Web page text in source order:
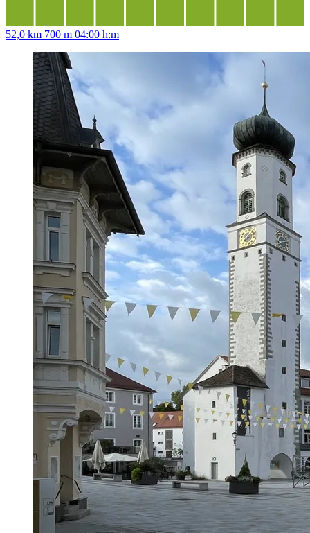
52,0 km 700 m 04:00 h:m